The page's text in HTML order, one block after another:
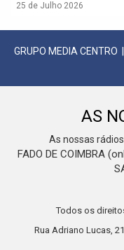
25 de Julho 2026
GRUPO MEDIA CENTRO
AS
As nossas rádios
FADO DE COIMBRA
Todos os
Rua Adriano Lucas,